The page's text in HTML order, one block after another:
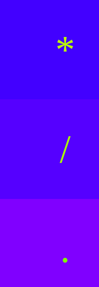
*
/
.